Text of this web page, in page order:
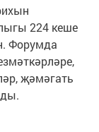
224 кеше
Форумда
җәмәгать